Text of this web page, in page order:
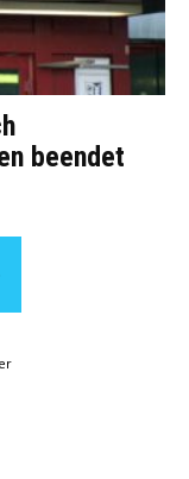
beendet